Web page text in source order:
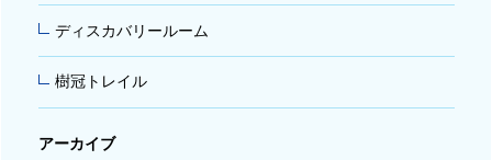
ディスカバリールーム
樹冠トレイル
アーカイブ